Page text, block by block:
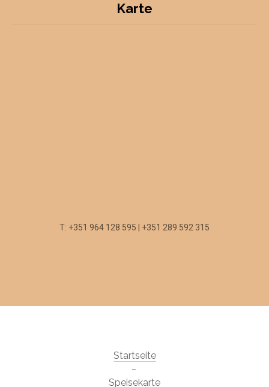
Karte
T: +351 964 128 595 | +351 289 592 315
Startseite
Speisekarte